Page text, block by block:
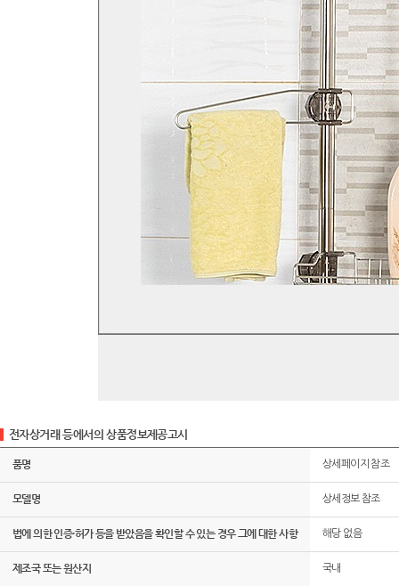
전자상거래 등에서의 상품정보제공고시
품명 상세페이지 참조
모델명 상세정보 참조
법에 의한 인증·허가 등을 받았음을 확인할 수 있는 경우 그에 대한 사항 해당 없음
제조국 또는 원산지 국내